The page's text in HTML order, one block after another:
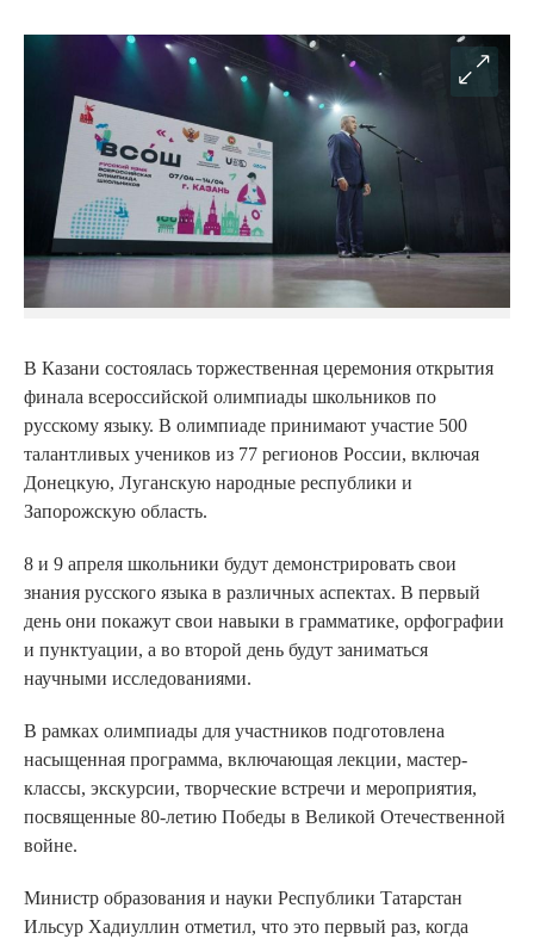
В Казани состоялась торжественная церемония открытия
финала всероссийской олимпиады школьников по
русскому языку. В олимпиаде принимают участие 500
талантливых учеников из 77 регионов России, включая
Донецкую, Луганскую народные республики и
Запорожскую область.
8 и 9 апреля школьники будут демонстрировать свои
знания русского языка в различных аспектах. В первый
день они покажут свои навыки в грамматике, орфографии
и пунктуации, а во второй день будут заниматься
научными исследованиями.
В рамках олимпиады для участников подготовлена
насыщенная программа, включающая лекции, мастер-
классы, экскурсии, творческие встречи и мероприятия,
посвященные 80-летию Победы в Великой Отечественной
войне.
Министр образования и науки Республики Татарстан
Ильсур Хадиуллин отметил, что это первый раз, когда